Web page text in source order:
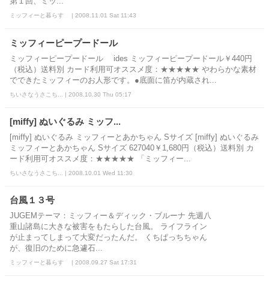
ミッフィーと暮らす | 2008.11.01 Sat 11:43
ミッフィーピープードール
ミッフィーピープードール ides ミッフィーピープードール￥440円
（税込）送料別 カード利用可オススメ度：★★★★★ やわらかな素材
でできたミッフィーのお人形です。●底面に笛が内蔵され...
ちいさなうさこち... | 2008.10.30 Thu 05:17
[miffy] ぬいぐるみ ミッフ...
[miffy] ぬいぐるみ ミッフィーとあかちゃん Sサイズ [miffy] ぬいぐるみ
ミッフィーとあかちゃん Sサイズ 627040￥1,680円（税込）送料別 カ
ード利用可オススメ度：★★★★★ 「ミッフィー...
ちいさなうさこち... | 2008.10.01 Wed 11:30
台風１３号
JUGEMテーマ：ミッフィー＆ディック・ブルーナ 先週八
重山諸島に大きな被害をもたらした台風。 ライフライン
が止まってしまって大変だったんだ。 くちぱっちちゃん
が、復旧のために急遽石...
ミッフィーと暮らす | 2008.09.27 Sat 17:31